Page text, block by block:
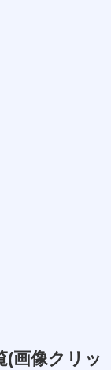
(画像クリッ